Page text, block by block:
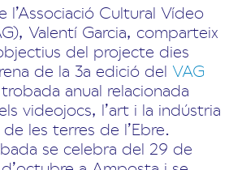
l’Associació Cultural Vídeo
Valentí Garcia, comparteix
del projecte dies
de la 3a edició delVAG
anual relacionada
videojocs, l’art i la indústria
les terres de l’Ebre.
se celebra del 29 de